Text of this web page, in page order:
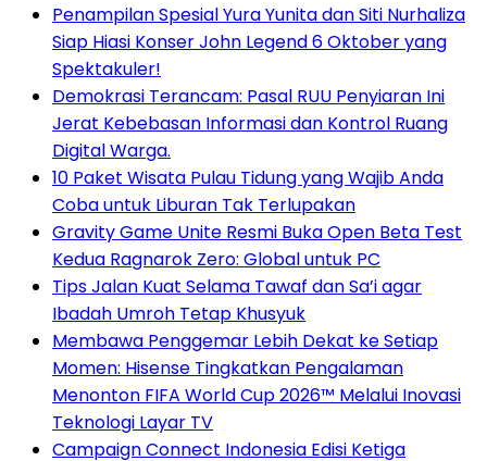
Penampilan Spesial Yura Yunita dan Siti Nurhaliza
Siap Hiasi Konser John Legend 6 Oktober yang
Spektakuler!
Demokrasi Terancam: Pasal RUU Penyiaran Ini
Jerat Kebebasan Informasi dan Kontrol Ruang
Digital Warga.
10 Paket Wisata Pulau Tidung yang Wajib Anda
Coba untuk Liburan Tak Terlupakan
Gravity Game Unite Resmi Buka Open Beta Test
Kedua Ragnarok Zero: Global untuk PC
Tips Jalan Kuat Selama Tawaf dan Sa’i agar
Ibadah Umroh Tetap Khusyuk
Membawa Penggemar Lebih Dekat ke Setiap
Momen: Hisense Tingkatkan Pengalaman
Menonton FIFA World Cup 2026™ Melalui Inovasi
Teknologi Layar TV
Campaign Connect Indonesia Edisi Ketiga